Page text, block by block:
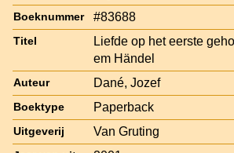
Boeknummer #83688
Titel
Liefde op het eerste
em Händel
Auteur Dané, Jozef
Boektype Paperback
Uitgeverij Van Gruting